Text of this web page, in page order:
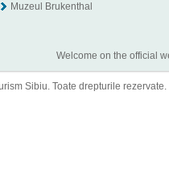
Muzeul Brukenthal
Welcome on the official
Sibiu. Toate drepturile rezervate.